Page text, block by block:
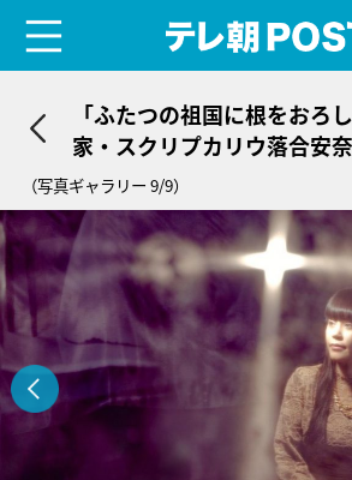
「ふたつの祖国に根をおろ
家・スクリプカリウ落合安
る“土地”と“人”の結びつき
（写真ギャラリー 9/9）